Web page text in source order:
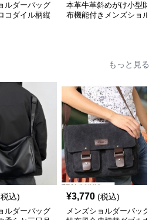
ルダーバッグ
コダイル柄縦
本革牛革斜めがけ小型財
布機能付きメンズショル
もっと見る
込)
ルダーバッグ
¥3,770 (税込)
メンズショルダーバッグ